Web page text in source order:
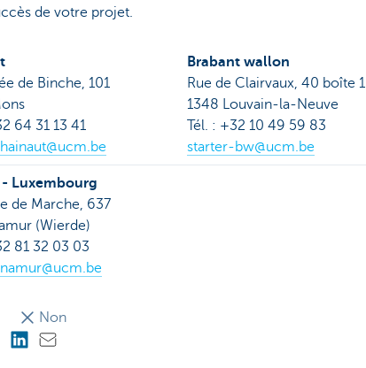
de votre projet.
de Binche, 101
64 31 13 41
Brabant wallon
Rue de Clairvaux, 40 boîte 1
1348 Louvain-la-Neuve
Tél. : +32 10 49 59 83
starter-bw@ucm.be
- Luxembourg
de Marche, 637
(Wierde)
81 32 03 03
Non